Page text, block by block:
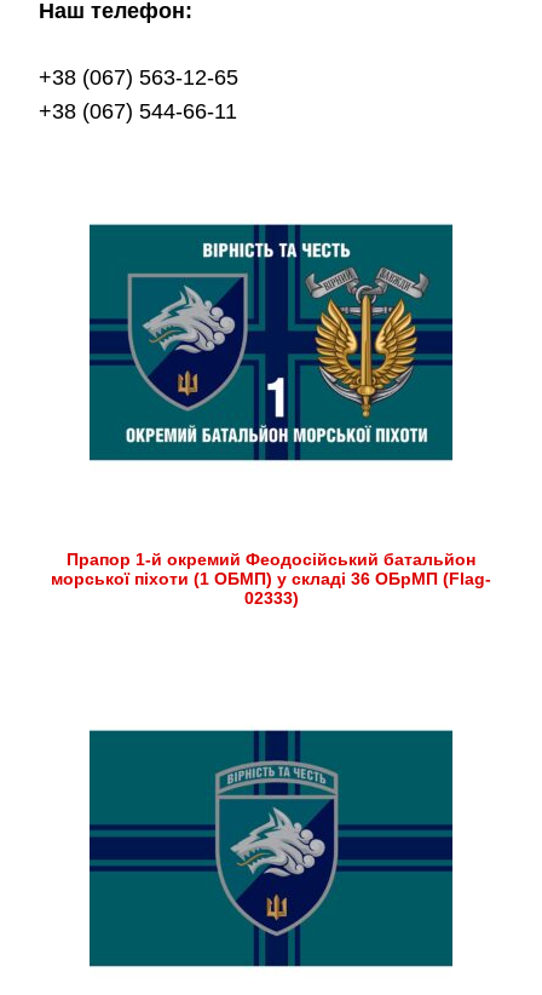
Наш телефон:
+38 (067) 563-12-65
+38 (067) 544-66-11
Прапор 1-й окремий Феодосійський батальйон
морської піхоти (1 ОБМП) у складі 36 ОБрМП (Flag-
02333)